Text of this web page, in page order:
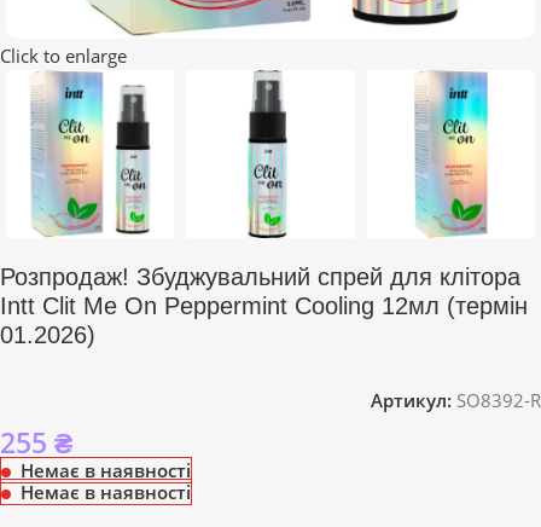
Click to enlarge
Розпродаж! Збуджувальний спрей для клітора
Intt Clit Me On Peppermint Cooling 12мл (термін
01.2026)
Артикул: SO8392-R
255 ₴
Немає в наявності
Немає в наявності